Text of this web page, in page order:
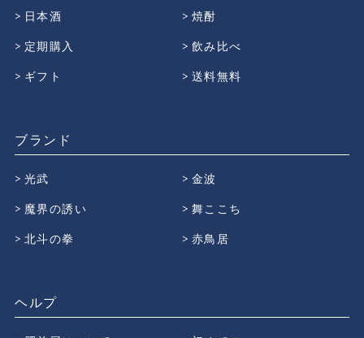
日本酒
焼酎
定期購入
飲み比べ
ギフト
送料無料
ブランド
光武
金波
魔界の誘い
舞ここち
北斗の拳
赤鳥居
ヘルプ